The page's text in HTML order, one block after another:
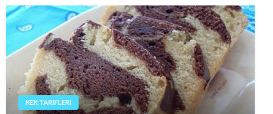
KEK TARIFLERI